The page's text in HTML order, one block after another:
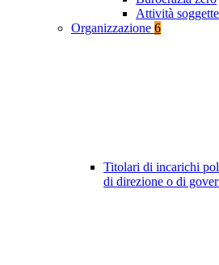
Attività
Organizzazione 6
Titolari di incarichi
di direzione o di